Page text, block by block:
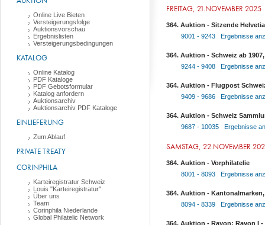
Online Live Bieten
Versteigerungsfolge
Auktionsvorschau
Ergebnislisten
Versteigerungsbedingungen
KATALOG
Online Katalog
PDF Kataloge
PDF Gebotsformular
Katalog anfordern
Auktionsarchiv
Auktionsarchiv PDF Kataloge
EINLIEFERUNG
Zum Ablauf
PRIVATE TREATY
CORINPHILA
Karteiregistratur Schweiz
Louis "Karteiregistratur"
Über uns
Team
Corinphila Niederlande
Global Philatelic Network
FREITAG, 21.NOVEMBER 2025
364. Auktion - Sitzende
9001 - 9243 Ergebnisse
364. Auktion - Schweiz ab
9244 - 9408 Ergebnisse
364. Auktion - Flugpost
9409 - 9686 Ergebnisse
364. Auktion - Schweiz
9687 - 10035 Ergebnisse
SAMSTAG, 22.NOVEMBER
364. Auktion - Vorphilatelie
8001 - 8093 Ergebnisse
364. Auktion -
8094 - 8339 Ergebnisse
364. Auktion - Rayon: Rayon I -